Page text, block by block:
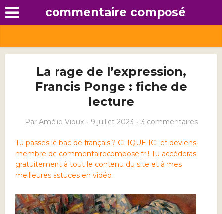
commentaire composé
La rage de l’expression,
Francis Ponge : fiche de
lecture
Par Amélie Vioux 9 juillet 2023 3 commentaires
Tu passes le bac de français ? CLIQUE ICI et deviens
membre de commentairecompose.fr ! Tu accèderas
gratuitement à tout le contenu du site et à mes
meilleures astuces en vidéo.